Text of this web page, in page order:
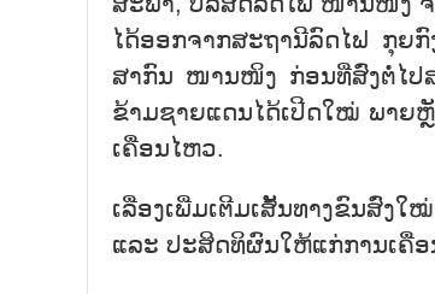
ໄດ້​ອອກ​ຈາກ​ສະ​ຖາ​ນີ​ລົດ​ໄຟ ກຸ​ຍ​
ສາ​ກົນ ໜານ​ໜິງ ກ່ອນ​ທີ່​ສົ່ງ​ຕໍ່​ໄປ​
ຂ້າ​ມ​ຊາຍ​ແດນ​ໄດ້​ເປີດ​ໃໝ່ ພາຍ​
ເຄື່ອນ​ໄຫວ.
ເລື່ອງ​ເພີ່ມ​ເຕີມ​ເສັ້ນ​ທາງ​ຂົນ​ສົ່ງ​
ແລະ ປະ​ສິດ​ທິ​ຜົນ​ໃຫ້​ແກ່​ການ​ເຄື່